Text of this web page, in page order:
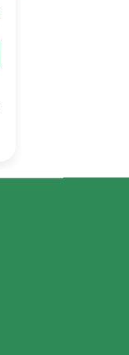
proletí kolem.